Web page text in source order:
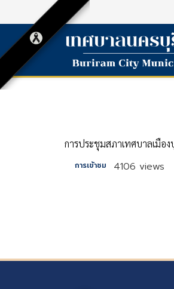
การประชุมสภาเทศบาลเมื
การเข้าชม 4106 views